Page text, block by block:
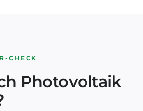
CHECK
Photovoltaik